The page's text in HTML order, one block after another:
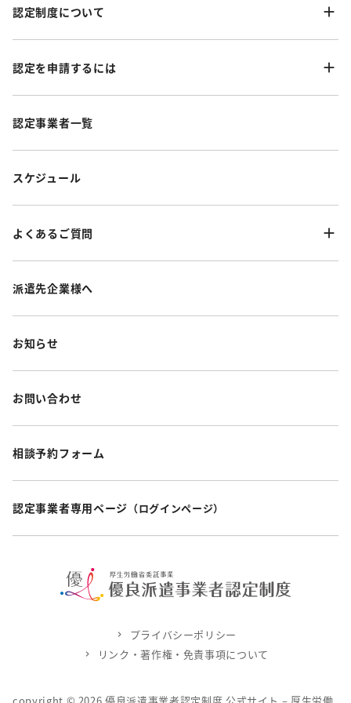
認定制度について
認定を申請するには
認定事業者一覧
スケジュール
よくあるご質問
派遣先企業様へ
お知らせ
お問い合わせ
相談予約フォーム
認定事業者専用ページ （ログインページ）
プライバシーポリシー
リンク・著作権・免責事項について